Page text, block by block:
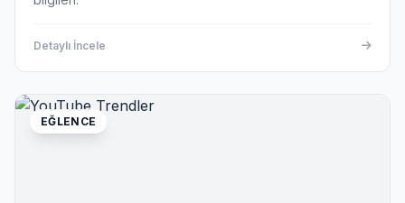
Detaylı İncele
EĞLENCE